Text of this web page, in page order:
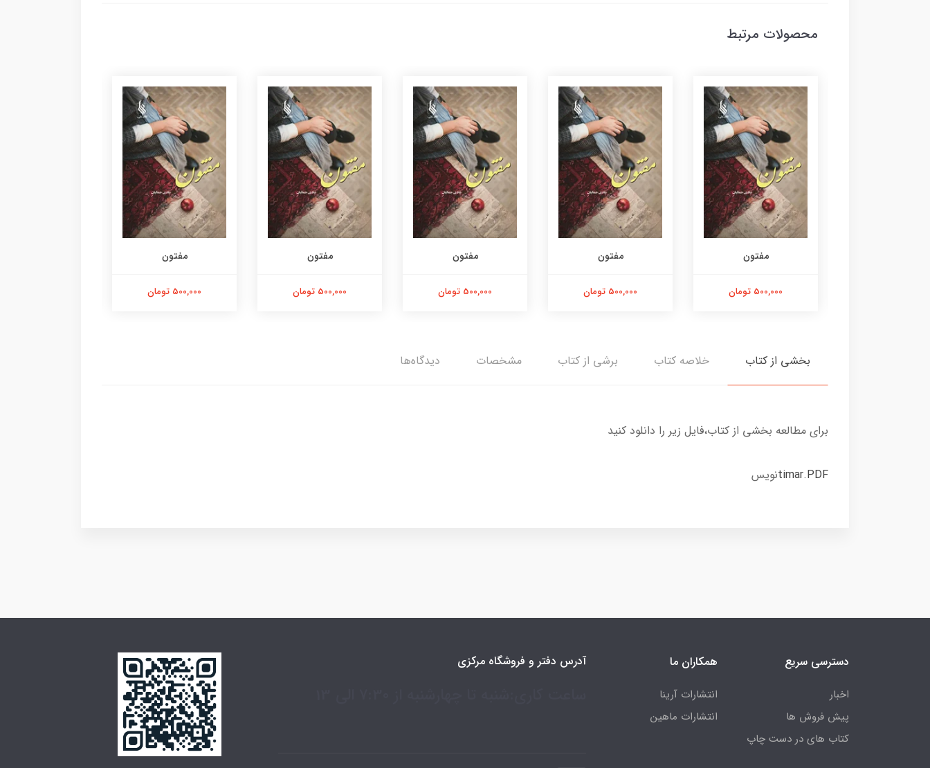
محصولات مرتبط
مفتون
500,000 تومان
مفتون
500,000 تومان
مفتون
500,000 تومان
مفتون
500,000 تومان
مفتون
500,000 تومان
بخشی از کتاب خلاصه کتاب برشی از کتاب مشخصات دیدگاه‌ها
برای مطالعه بخشی از کتاب،فایل زیر را دانلود کنید
timar.PDFنویس
دسترسی سریع
اخبار
پیش فروش ها
کتاب های در دست چاپ
همکاران ما
انتشارات آرینا
انتشارات ماهین
آدرس دفتر و فروشگاه مرکزی